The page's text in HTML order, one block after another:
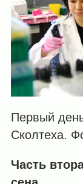
Первый
Сколтеха.
Часть